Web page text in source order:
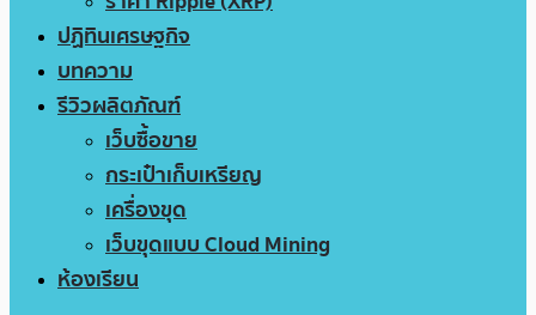
ปฏิทินเศรษฐกิจ
บทความ
รีวิวผลิตภัณฑ์
เว็บซื้อขาย
กระเป๋าเก็บเหรียญ
เครื่องขุด
เว็บขุดแบบ Cloud Mining
ห้องเรียน